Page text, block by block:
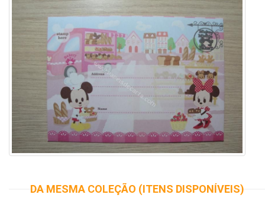
DA MESMA COLEÇÃO (ITENS DISPONÍVEIS)